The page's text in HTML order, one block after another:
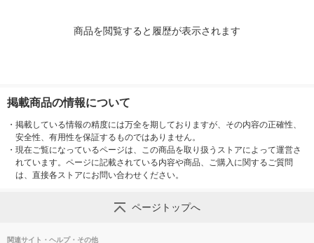
商品を閲覧すると履歴が表示されます
掲載商品の情報について
・ 掲載している情報の精度には万全を期しておりますが、その内容の正確性、
安全性、有用性を保証するものではありません。
・ 現在ご覧になっているページは、この商品を取り扱うストアによって運営さ
れています。ページに記載されている内容や商品、ご購入に関するご質問
は、直接各ストアにお問い合わせください。
ページトップへ
関連サイト・ヘルプ・その他